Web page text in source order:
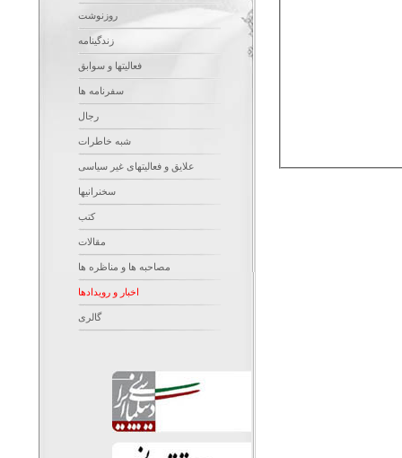
روزنوشت
زندگینامه
فعالیتها و سوابق
سفرنامه ها
رجال
شبه خاطرات
علایق و فعالیتهای غیر سیاسی
سخنرانیها
کتب
مقالات
مصاحبه ها و مناظره ها
اخبار و رویدادها
گالری